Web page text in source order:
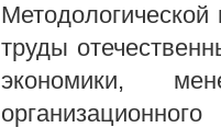
труды
экономики,